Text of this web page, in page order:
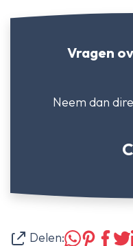
Vragen
Neem dan
Delen: